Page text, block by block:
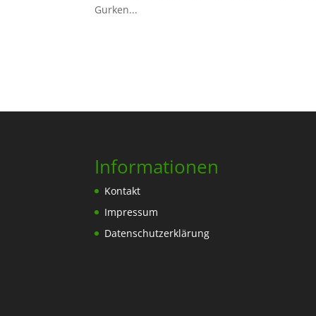
Gurken...
Informationen
Kontakt
Impressum
Datenschutzerklärung